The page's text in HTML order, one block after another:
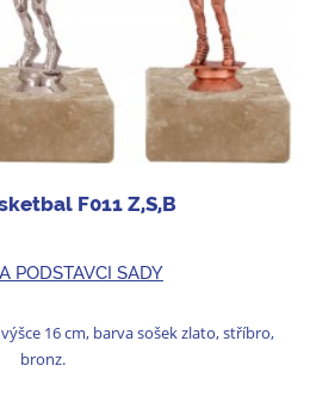
F011 Z,S,B
PODSTAVCI SADY
16 cm, barva sošek zlato, stříbro,
bronz.